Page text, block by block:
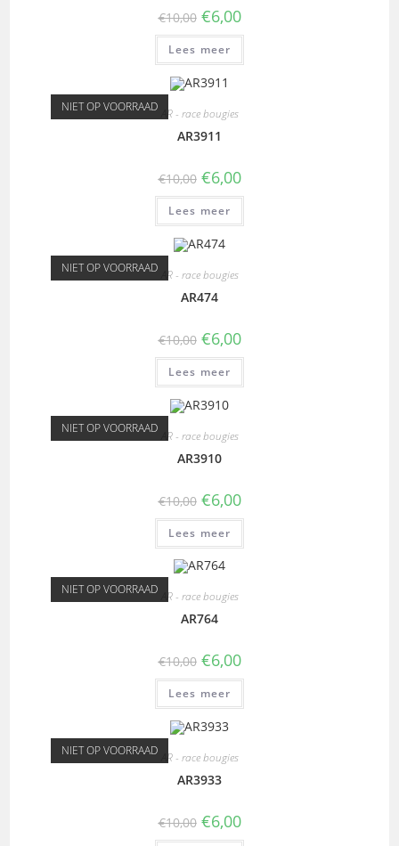
€10,00 €6,00
Lees meer
NIET OP VOORRAAD AR - race bougies
AR3911
€10,00 €6,00
Lees meer
NIET OP VOORRAAD AR - race bougies
AR474
€10,00 €6,00
Lees meer
NIET OP VOORRAAD AR - race bougies
AR3910
€10,00 €6,00
Lees meer
NIET OP VOORRAAD AR - race bougies
AR764
€10,00 €6,00
Lees meer
NIET OP VOORRAAD AR - race bougies
AR3933
€10,00 €6,00